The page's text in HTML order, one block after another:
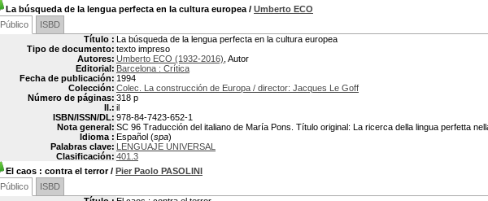
La búsqueda de la lengua perfecta en la cultura europea / Umberto ECO
Público
ISBD
Título : La búsqueda de la lengua perfecta en la cultura europea
Tipo de documento: texto impreso
Autores: Umberto ECO (1932-2016) , Autor
Editorial: Barcelona : Crítica
Fecha de publicación: 1994
Colección: Colec. La construcción de Europa / director: Jacques Le Goff
Número de páginas: 318 p
Il.: il
ISBN/ISSN/DL: 978-84-7423-652-1
Nota general: SC 96 Traducción del italiano de María Pons. Título original: La ricerca della lingua perfetta
Idioma : Español (spa)
Palabras clave: LENGUAJE UNIVERSAL
Clasificación: 401.3
El caos : contra el terror/ Pier Paolo PASOLINI
Público
ISBD